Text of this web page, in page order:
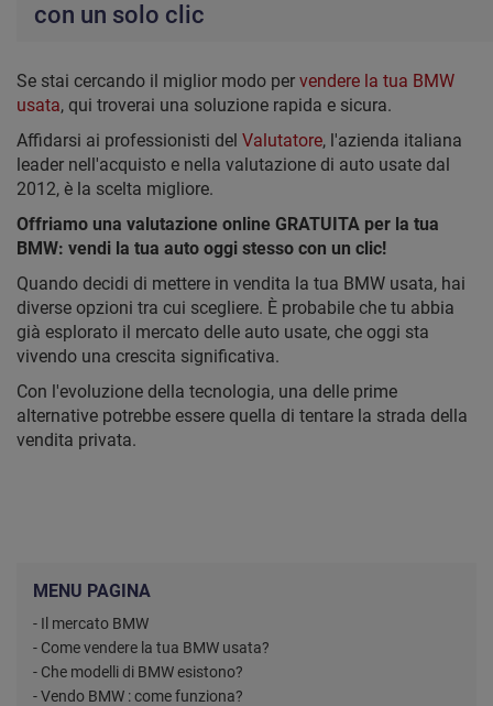
con un solo clic
Se stai cercando il miglior modo per vendere la tua BMW
usata, qui troverai una soluzione rapida e sicura.
Affidarsi ai professionisti del Valutatore, l'azienda italiana
leader nell'acquisto e nella valutazione di auto usate dal
2012, è la scelta migliore.
Offriamo una valutazione online GRATUITA per la tua
BMW: vendi la tua auto oggi stesso con un clic!
Quando decidi di mettere in vendita la tua BMW usata, hai
diverse opzioni tra cui scegliere. È probabile che tu abbia
già esplorato il mercato delle auto usate, che oggi sta
vivendo una crescita significativa.
Con l'evoluzione della tecnologia, una delle prime
alternative potrebbe essere quella di tentare la strada della
vendita privata.
MENU PAGINA
- Il mercato BMW
- Come vendere la tua BMW usata?
- Che modelli di BMW esistono?
- Vendo BMW : come funziona?